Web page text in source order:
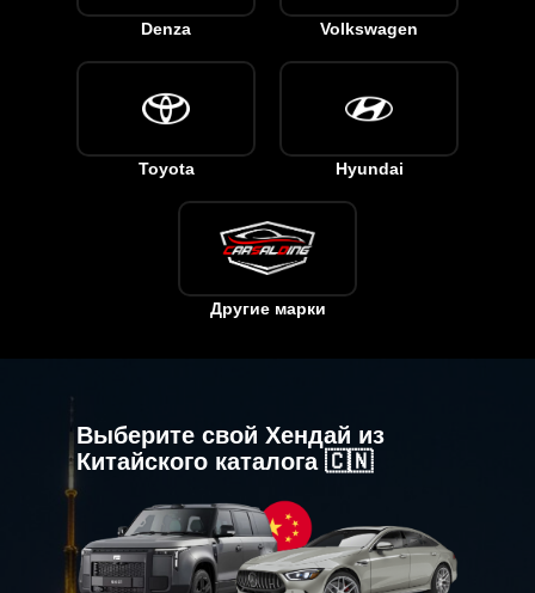
Другие марки
Hyundai
Toyota
Volkswagen
Denza
Выберите свой Хендай из
Китайского каталога 🇨🇳